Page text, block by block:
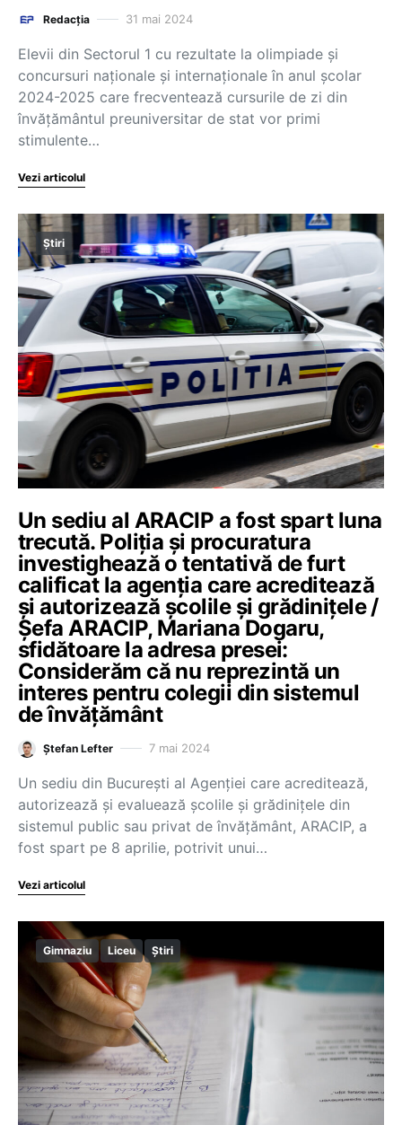
Redacția 31 mai 2024
Elevii din Sectorul 1 cu rezultate la olimpiade şi
concursuri naţionale şi internaţionale în anul şcolar
2024-2025 care frecventează cursurile de zi din
învăţământul preuniversitar de stat vor primi
stimulente…
Vezi articolul
Știri
Un sediu al ARACIP a fost spart luna
trecută. Poliția și procuratura
investighează o tentativă de furt
calificat la agenția care acreditează
și autorizează școlile și grădinițele /
Șefa ARACIP, Mariana Dogaru,
sfidătoare la adresa presei:
Considerăm că nu reprezintă un
interes pentru colegii din sistemul
de învățământ
Ștefan Lefter 7 mai 2024
Un sediu din București al Agenției care acreditează,
autorizează și evaluează școlile și grădinițele din
sistemul public sau privat de învățământ, ARACIP, a
fost spart pe 8 aprilie, potrivit unui…
Vezi articolul
Gimnaziu Liceu Știri